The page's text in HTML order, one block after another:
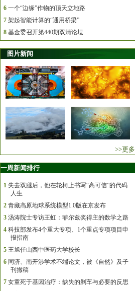
6 一个“边缘”作物的顶天立地路
7 架起智能计算的“通用桥梁”
8 基金委召开第440期双清论坛
图片新闻
>>更多
一周新闻排行
1 失去双腿后，他在轮椅上书写“高可信”的代码
人生
2 青藏高原地球系统模型1.0版在京发布
3 汤涛院士专访王虹：菲尔兹奖得主的数学之路
4 科技部发布4个重大专项、1个重点专项项目申
报指南
5 王旭任山西中医药大学校长
6 同济、南开涉学术不端论文，被《自然》及子
刊撤稿
7 女童死于基因治疗：缺失的刹车与必要的反思